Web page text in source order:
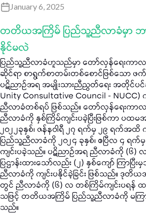
January 6, 2025
တတိယအကြိမ် ပြည်သူ့ညီလာခံမှာ ဘ
နိုင်မလဲ
ပြည်သူ့ညီလာခံဟူသည်မှာ တော်လှန်ရေးကာလ
ဆိုင်ရာ စာရွက်စာတမ်းတစ်စောင်ဖြစ်သော
ပဋိညာဉ်အရ အမျိုးသားညီညွတ်ရေး အတိုင်ပင်
Unity Consultative Council -
ညီလာခံတစ်ရပ် ဖြစ်သည်။ တော်လှန်ရေးကာ
ညီလာခံကို နှစ်ကြိမ်ကျင်းပခဲ့ပြီးဖြစ်ကာ ပ
၂၀၂၂ခုနှစ်၊ ဇန်နဝါရီ ၂၇ ရက်မှ ၂၉ ရက်အထိ
ပြည်သူ့ညီလာခံကို ၂၀၂၄ ခုနှစ်၊ ဧပြီလ ၄
ကျင်းပခဲ့သည်။ ပဋိညာဉ်အရ ညီလာခံကို (၆) လ
ပြဌာန်းထားသော်လည်း (၂) နှစ်ကျော် ကြာ
ညီလာခံကို ကျင်းပနိုင်ခဲ့ခြင်း ဖြစ်သည်။ ဒုတိ
တွင် ညီလာခံကို (၆) လ တစ်ကြိမ်ကျင်းပရန်
သဖြင့် တတိယအကြိမ် ပြည်သူ့ညီလာခံကို မကြ
သည်။